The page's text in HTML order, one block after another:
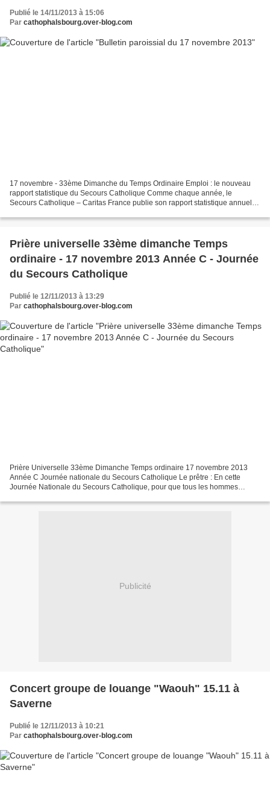
Publié le 14/11/2013 à 15:06
Par cathophalsbourg.over-blog.com
17 novembre - 33ème Dimanche du Temps Ordinaire Emploi : le nouveau
rapport statistique du Secours Catholique Comme chaque année, le
Secours Catholique – Caritas France publie son rapport statistique annuel,
Prière universelle 33ème dimanche Temps
ordinaire - 17 novembre 2013 Année C - Journée
du Secours Catholique
Publié le 12/11/2013 à 13:29
Par cathophalsbourg.over-blog.com
Prière Universelle 33ème Dimanche Temps ordinaire 17 novembre 2013
Année C Journée nationale du Secours Catholique Le prêtre : En cette
Journée Nationale du Secours Catholique, pour que tous les hommes
Publicité
Concert groupe de louange "Waouh" 15.11 à
Saverne
Publié le 12/11/2013 à 10:21
Par cathophalsbourg.over-blog.com